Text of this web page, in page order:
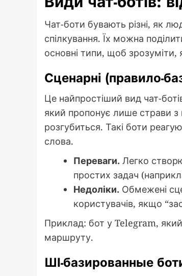
Чат-боти бувають різні, як
спілкування. Їх можна
основні типи, щоб зрозуміти,
Сценарні (правило-
Це найпростіший вид чат-
який пропонує лише страви
розгубиться. Такі боти
слова.
Переваги. Легко
простих задач
Недоліки. Обмежені
користувачів, якщо
Приклад: бот у Telegram,
маршруту.
ШІ-базированные